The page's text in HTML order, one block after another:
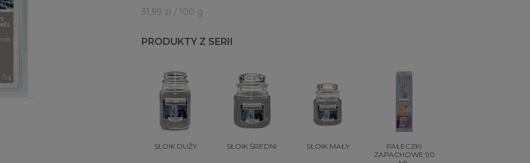
31,99 zł / 100 g
PRODUKTY Z SERII
SŁOIK DUŻY SŁOIK ŚREDNI SŁOIK MAŁY
PAŁECZKI
ZAPACHOWE 90